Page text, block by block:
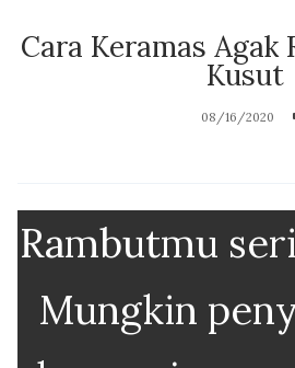
Cara Keramas Agak
Kusut
08/16/2020
Rambutmu
Mungkin